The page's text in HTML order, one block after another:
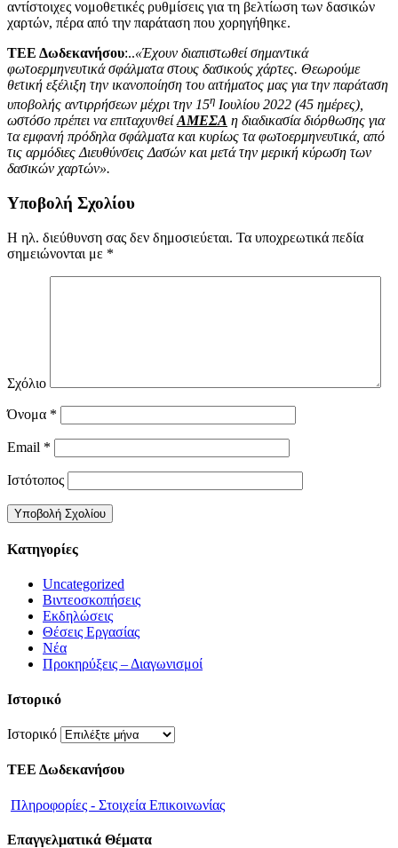
αντίστοιχες νομοθετικές ρυθμίσεις για τη βελτίωση των δασικών
χαρτών, πέρα από την παράταση που χορηγήθηκε.
ΤΕΕ Δωδεκανήσου:..«Έχουν διαπιστωθεί σημαντικά
φωτοερμηνευτικά σφάλματα στους δασικούς χάρτες. Θεωρούμε
θετική εξέλιξη την ικανοποίηση του αιτήματος μας για την παράταση
υποβολής αντιρρήσεων μέχρι την 15η Ιουλίου 2022 (45 ημέρες),
ωστόσο πρέπει να επιταχυνθείΑΜΕΣΑ η διαδικασία διόρθωσης για
τα εμφανή πρόδηλα σφάλματα και κυρίως τα φωτοερμηνευτικά, από
τις αρμόδιες Διευθύνσεις Δασών και μετά την μερική κύρωση των
δασικών χαρτών».
Υποβολή Σχολίου
Η ηλ. διεύθυνση σας δεν δημοσιεύεται. Τα υποχρεωτικά πεδία
σημειώνονται με *
Σχόλιο
Όνομα *
Email *
Ιστότοπος
Kατηγορίες
Uncategorized
Βιντεοσκοπήσεις
Εκδηλώσεις
Θέσεις Εργασίας
Νέα
Προκηρύξεις – Διαγωνισμοί
Ιστορικό
Ιστορικό
ΤΕΕ Δωδεκανήσου
Πληροφορίες - Στοιχεία Επικοινωνίας
Επαγγελματικά Θέματα